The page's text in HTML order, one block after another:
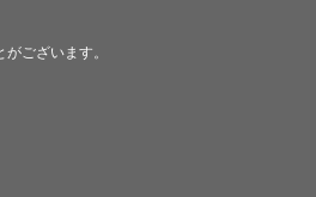
ございます。